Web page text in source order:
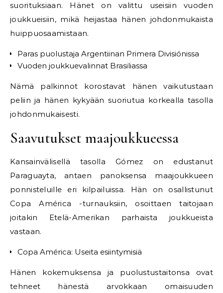
suorituksiaan. Hänet on valittu useisiin vuoden
joukkueisiin, mikä heijastaa hänen johdonmukaista
huippuosaamistaan.
Paras puolustaja Argentiinan Primera Divisiónissa
Vuoden joukkuevalinnat Brasiliassa
Nämä palkinnot korostavat hänen vaikutustaan
peliin ja hänen kykyään suoriutua korkealla tasolla
johdonmukaisesti.
Saavutukset maajoukkueessa
Kansainvälisellä tasolla Gómez on edustanut
Paraguayta, antaen panoksensa maajoukkueen
ponnisteluille eri kilpailuissa. Hän on osallistunut
Copa América -turnauksiin, osoittaen taitojaan
joitakin Etelä-Amerikan parhaista joukkueista
vastaan.
Copa América: Useita esiintymisiä
Hänen kokemuksensa ja puolustustaitonsa ovat
tehneet hänestä arvokkaan omaisuuden